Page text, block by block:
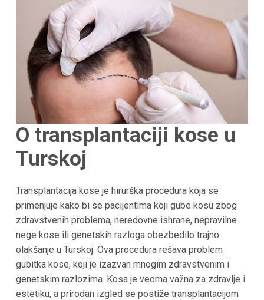
O transplantaciji kose u
Turskoj
Transplantacija kose je hirurška procedura koja se
primenjuje kako bi se pacijentima koji gube kosu zbog
zdravstvenih problema, neredovne ishrane, nepravilne
nege kose ili genetskih razloga obezbedilo trajno
olakšanje u Turskoj. Ova procedura rešava problem
gubitka kose, koji je izazvan mnogim zdravstvenim i
genetskim razlozima. Kosa je veoma važna za zdravlje i
estetiku, a prirodan izgled se postiže transplantacijom